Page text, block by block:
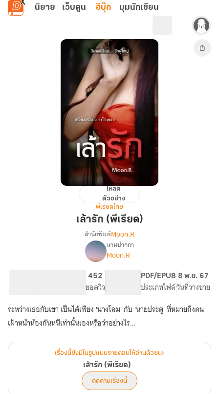
ข้ามไปยังเนื้อหาหลัก
นิยาย เว็บตูน อีบุ๊ก มุมนักเขียน
(พีเรียด)
โหลด
ตัวอย่าง
พีเรียดไทย
เล้ารัก (พีเรียด)
เรื่อง
เล้า
สำนักพิมพ์Moon.R
นามปากกา
Moon.R
จำนวนคำ จำนวนหน้า (A5)
452
ยอดวิวระดับเนื้อหา
PDF/EPUB
ประเภทไฟล์
8 พ.ย. 67
วันที่วางขาย
ระหว่างเธอกับเขา เป็นได้เพียง 'นางโลม' กับ 'นายประตู' ที่หมายถึงคน
เฝ้าหน้าห้องกันหนีเท่านั้นเองหรือว่าอย่างไร...
เรื่องนี้ยังมีในรูปแบบรายตอนให้อ่านด้วยนะ
เล้ารัก (พีเรียด)
ติดตามเรื่องนี้